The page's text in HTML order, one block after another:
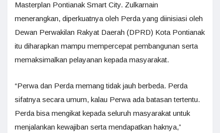
Masterplan Pontianak Smart City. Zulkarnain
menerangkan, diperkuatnya oleh Perda yang diinisiasi oleh
Dewan Perwakilan Rakyat Daerah (DPRD) Kota Pontianak
itu diharapkan mampu mempercepat pembangunan serta
memaksimalkan pelayanan kepada masyarakat.
“Perwa dan Perda memang tidak jauh berbeda. Perda
sifatnya secara umum, kalau Perwa ada batasan tertentu.
Perda bisa mengikat kepada seluruh masyarakat untuk
menjalankan kewajiban serta mendapatkan haknya,”